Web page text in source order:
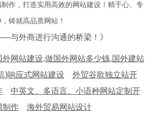
作，打造实用高效的网站建设！精于心、专
铸就高品质网站！
与外商进行沟通的桥梁！》
外网站建设,做国外网站多少钱,国外建站
)响应式网站建设
外贸谷歌独立站开
中英文、多语言、小语种网站定制开
制作 海外贸易网站设计